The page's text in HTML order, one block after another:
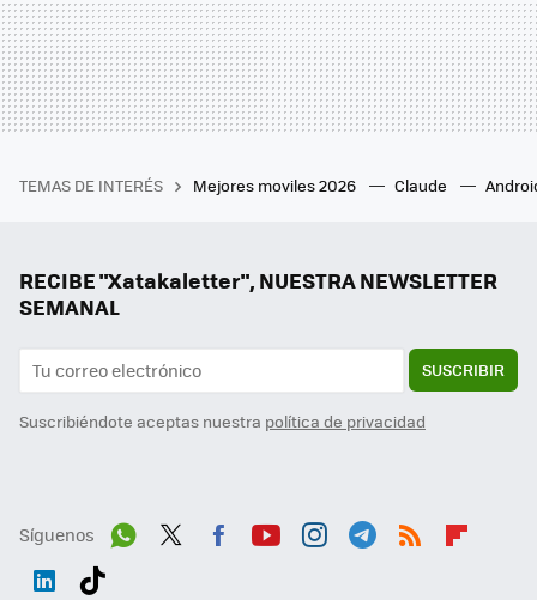
TEMAS DE INTERÉS Mejores moviles 2026 Claude
RECIBE "Xatakaletter", NUESTRA NEWSLETTER
SEMANAL
SUSCRIBIR
Suscribiéndote aceptas nuestra política de privacidad
Síguenos